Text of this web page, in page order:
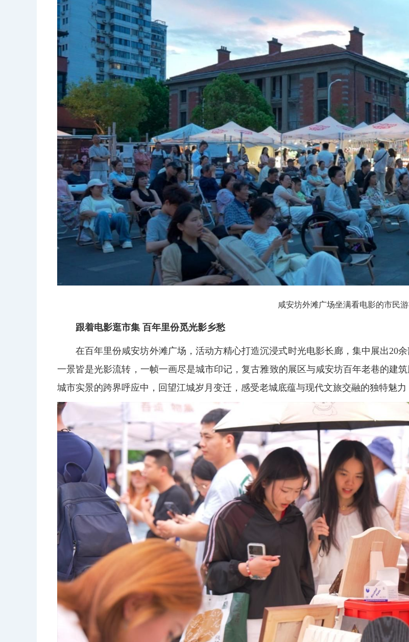
咸安坊外滩广场坐满看电影的市民游
跟着电影逛市集 百年里份觅光影乡愁
在百年里份咸安坊外滩广场，活动方精心打造沉浸式时光电影长廊，集中展出20
一景皆是光影流转，一帧一画尽是城市印记，复古雅致的展区与咸安坊百年老巷的建
城市实景的跨界呼应中，回望江城岁月变迁，感受老城底蕴与现代文旅交融的独特魅